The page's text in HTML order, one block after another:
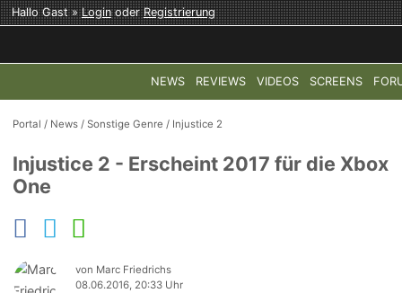
Hallo Gast »LoginoderRegistrierung
NEWS REVIEWS VIDEOS SCREENS
COD: MODERN WARFARE 4 HALO:
Portal / News /Sonstige Genre / Injustice 2
Injustice 2 - Erscheint 2017 für die Xbox
One
von Marc Friedrichs
08.06.2016, 20:33 Uhr